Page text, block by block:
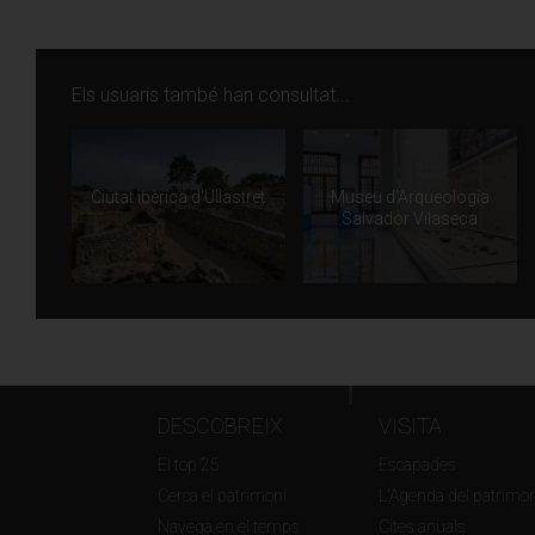
Els usuaris també han consultat...
Ciutat ibèrica d'Ullastret
Museu d’Arqueologia
Salvador Vilaseca
DESCOBREIX
El top 25
Cerca el patrimoni
Navega en el temps
VISITA
Escapades
L'Agenda del patrimoni
Cites anuals